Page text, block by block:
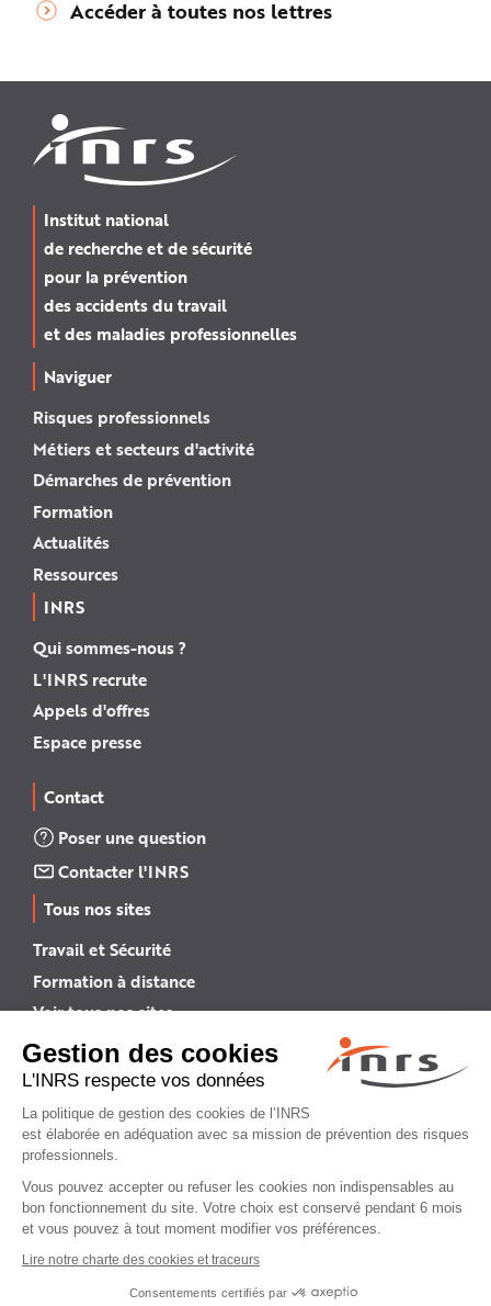
Accéder à toutes nos lettres
Institut national
de recherche et de sécurité
pour la prévention
des accidents du travail
et des maladies professionnelles
Naviguer
Risques professionnels
Métiers et secteurs d'activité
Démarches de prévention
Formation
Actualités
Ressources
INRS
Qui sommes-nous ?
L'INRS recrute
Appels d'offres
Espace presse
Contact
Poser une question
Contacter l'INRS
Tous nos sites
Travail et Sécurité
Formation à distance
Voir tous nos sites →
INRS English
INRS (english version)
Plan du site
Mentions légales
Politique de confidentialité